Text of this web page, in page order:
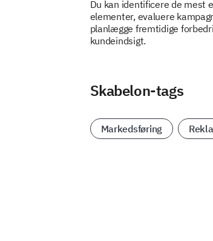
Du kan identificere de mest
elementer, evaluere
planlægge fremtidige
kundeindsigt.
Skabelon-tags
Markedsføring